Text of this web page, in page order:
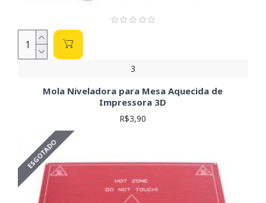
3
Mola Niveladora para Mesa Aquecida de
Impressora 3D
R$3,90
ESGOTADO